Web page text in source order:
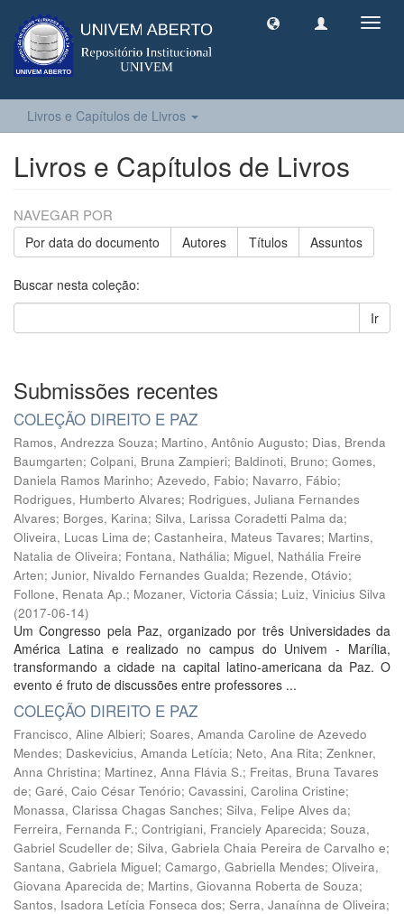
Livros e Capítulos de Livros
Livros e Capítulos de Livros
NAVEGAR POR
Por data do documento Autores Títulos Assuntos
Buscar nesta coleção:
Ir
Submissões recentes
COLEÇÃO DIREITO E PAZ
Ramos, Andrezza Souza; Martino, Antônio Augusto; Dias, Brenda
Baumgarten; Colpani, Bruna Zampieri; Baldinoti, Bruno; Gomes,
Daniela Ramos Marinho; Azevedo, Fabio; Navarro, Fábio;
Rodrigues, Humberto Alvares; Rodrigues, Juliana Fernandes
Alvares; Borges, Karina; Silva, Larissa Coradetti Palma da;
Oliveira, Lucas Lima de; Castanheira, Mateus Tavares; Martins,
Natalia de Oliveira; Fontana, Nathália; Miguel, Nathália Freire
Arten; Junior, Nivaldo Fernandes Gualda; Rezende, Otávio;
Follone, Renata Ap.; Mozaner, Victoria Cássia; Luiz, Vinicius Silva
(2017-06-14)
Um Congresso pela Paz, organizado por três Universidades da
América Latina e realizado no campus do Univem - Marília,
transformando a cidade na capital latino-americana da Paz. O
evento é fruto de discussões entre professores ...
COLEÇÃO DIREITO E PAZ
Francisco, Aline Albieri; Soares, Amanda Caroline de Azevedo
Mendes; Daskevicius, Amanda Letícia; Neto, Ana Rita; Zenkner,
Anna Christina; Martinez, Anna Flávia S.; Freitas, Bruna Tavares
de; Garé, Caio César Tenório; Cavassini, Carolina Cristine;
Monassa, Clarissa Chagas Sanches; Silva, Felipe Alves da;
Ferreira, Fernanda F.; Contrigiani, Franciely Aparecida; Souza,
Gabriel Scudeller de; Silva, Gabriela Chaia Pereira de Carvalho e;
Santana, Gabriela Miguel; Camargo, Gabriella Mendes; Oliveira,
Giovana Aparecida de; Martins, Giovanna Roberta de Souza;
Santos, Isadora Letícia Fonseca dos; Serra, Janaínna de Oliveira;